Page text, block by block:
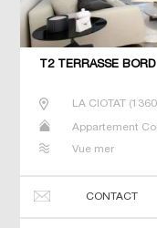
T2 TERRASSE
LA CIOTAT (
Appartement
Vue mer
CONTACT